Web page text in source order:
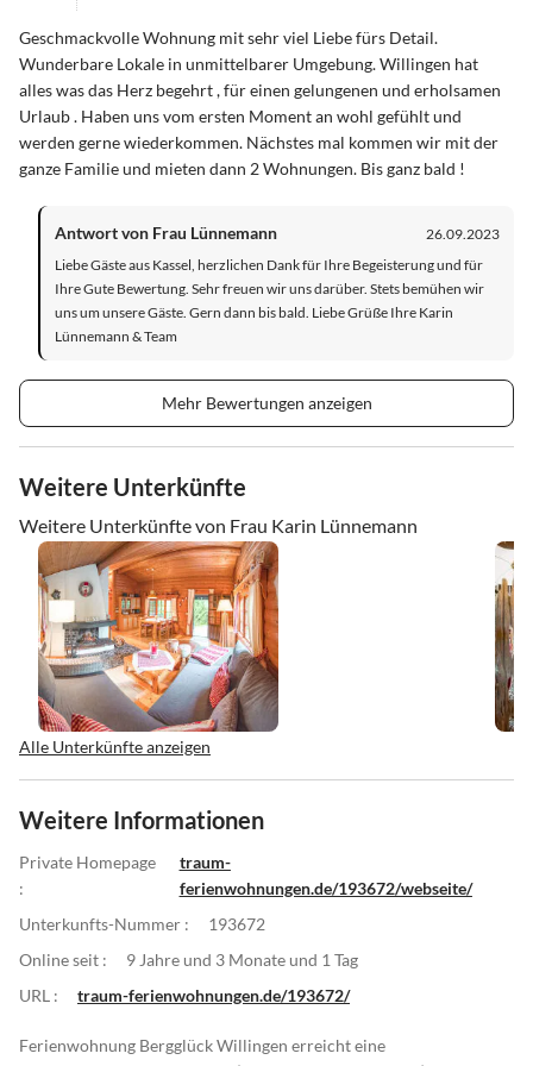
Geschmackvolle Wohnung mit sehr viel Liebe fürs Detail.
Wunderbare Lokale in unmittelbarer Umgebung. Willingen hat
alles was das Herz begehrt , für einen gelungenen und erholsamen
Urlaub . Haben uns vom ersten Moment an wohl gefühlt und
werden gerne wiederkommen. Nächstes mal kommen wir mit der
ganze Familie und mieten dann 2 Wohnungen. Bis ganz bald !
Antwort von Frau Lünnemann
26.09.2023
Liebe Gäste aus Kassel, herzlichen Dank für Ihre Begeisterung und für
Ihre Gute Bewertung. Sehr freuen wir uns darüber. Stets bemühen wir
uns um unsere Gäste. Gern dann bis bald. Liebe Grüße Ihre Karin
Lünnemann & Team
Mehr Bewertungen anzeigen
Weitere Unterkünfte
Weitere Unterkünfte von Frau Karin Lünnemann
Alle Unterkünfte anzeigen
Weitere Informationen
Private Homepage
:
traum-
ferienwohnungen.de/193672/webseite/
Unterkunfts-Nummer :
193672
Online seit :
9 Jahre und 3 Monate und 1 Tag
URL :
traum-ferienwohnungen.de/193672/
Ferienwohnung Bergglück Willingen erreicht eine